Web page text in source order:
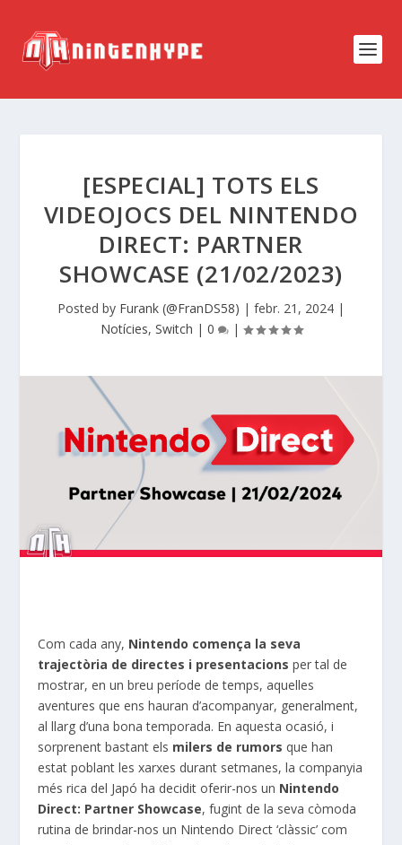
[ESPECIAL] TOTS ELS
VIDEOJOCS DEL NINTENDO
DIRECT: PARTNER
SHOWCASE (21/02/2023)
Posted by Furank (@FranDS58) | febr. 21, 2024 |
Notícies, Switch | 0 |
Com cada any, Nintendo comença la seva
trajectòria de directes i presentacions per tal de
mostrar, en un breu període de temps, aquelles
aventures que ens hauran d’acompanyar, generalment,
al llarg d’una bona temporada. En aquesta ocasió, i
sorprenent bastant els milers de rumors que han
estat poblant les xarxes durant setmanes, la companyia
més rica del Japó ha decidit oferir-nos un Nintendo
Direct: Partner Showcase, fugint de la seva còmoda
rutina de brindar-nos un Nintendo Direct ‘clàssic’ com